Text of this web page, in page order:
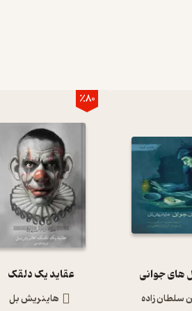
های جوانی
سلطان زاده
٪80
عقاید یک دلقک
هاینریش بل